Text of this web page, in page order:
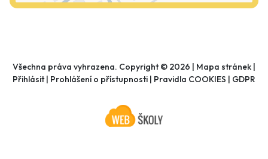
Všechna práva vyhrazena. Copyright © 2026 | Mapa stránek |
Přihlásit| Prohlášení o přístupnosti | Pravidla COOKIES | GDPR